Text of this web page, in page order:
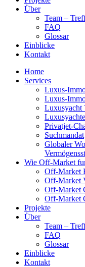
Über
Team –
FAQ
Glossar
Einblicke
Kontakt
Home
Services
Luxus-
Luxus-
Luxusyacht
Privatjet-
Suchmandat
Globaler
Wie Off-Market
Off-Market
Off-Market
Off-Market
Off-Market
Projekte
Über
Team –
FAQ
Glossar
Einblicke
Kontakt